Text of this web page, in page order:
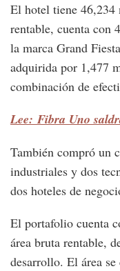
El hotel tiene 46,234
rentable, cuenta con
la marca Grand
adquirida por 1,477
combinación de
Lee: Fibra Uno
También compró un
industriales y dos
dos hoteles de
El portafolio cuenta
área bruta rentable,
desarrollo. El área